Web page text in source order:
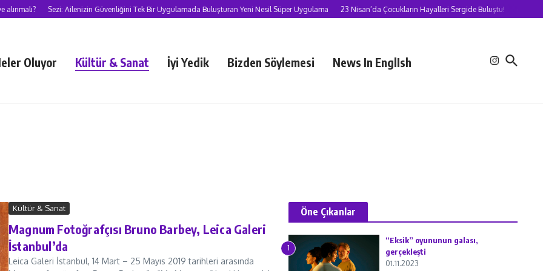
Sezi: Ailenizin Güvenliğini Tek Bir Uygulamada Buluşturan Yeni Nesil Süper Uygulama 23 Nisan’da Çocukların Hayalleri Sergide Buluştu! Jazzanova ‘In
Oluyor Kültür & Sanat İyi Yedik Bizden Söylemesi News In EnglIsh
Kültür & Sanat
Magnum Fotoğrafçısı Bruno Barbey, Leica Galeri
İstanbul’da
Leica Galeri İstanbul, 14 Mart – 25 Mayıs 2019 tarihleri arasında
Öne Çıkanlar
1
“Eksik” oyununun galası,
gerçekleşti
01.11.2023